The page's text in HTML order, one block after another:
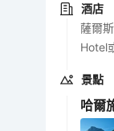
酒店
薩爾
Hotel
景點
哈爾